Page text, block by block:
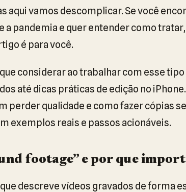
aqui vamos descomplicar. Se você
a pandemia e quer entender como
é para você.
considerar ao trabalhar com esse tipo
até dicas práticas de edição no
perder qualidade e como fazer cópias
exemplos reais e passos acionáveis.
footage” e por que
descreve vídeos gravados de forma